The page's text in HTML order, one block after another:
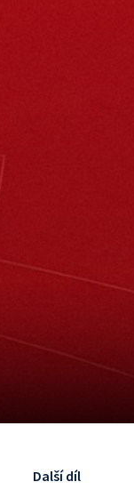
Další díl